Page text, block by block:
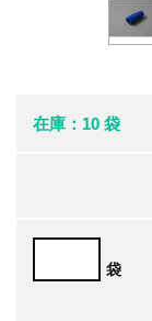
在庫：10 袋
袋